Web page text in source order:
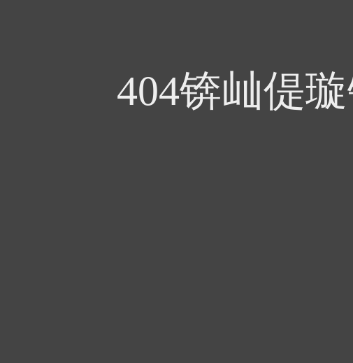
404锛屾偍